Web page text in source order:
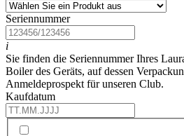
Seriennummer
i
Sie finden die Seriennummer Ihres
Boiler des Geräts, auf dessen
Anmeldeprospekt für unseren Club.
Kaufdatum